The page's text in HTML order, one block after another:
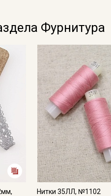
Фурнитура
Нитки 35ЛЛ, №1102